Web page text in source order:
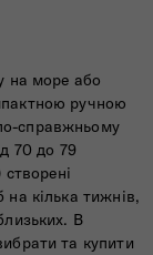
на море або
ручною
справжньому
70 до 79
кілька тижнів,
В
та купити